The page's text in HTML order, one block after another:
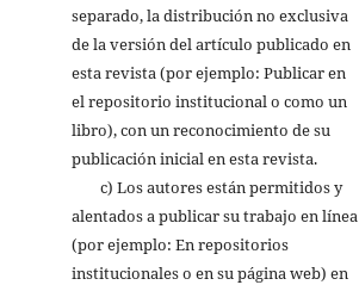
separado, la distribución no exclusiva
de la versión del artículo publicado en
esta revista (por ejemplo: Publicar en
el repositorio institucional o como un
libro), con un reconocimiento de su
publicación inicial en esta revista.
c) Los autores están permitidos y
alentados a publicar su trabajo en línea
(por ejemplo: En repositorios
institucionales o en su página web) en